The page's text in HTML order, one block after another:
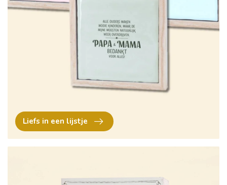
Liefs in een lijstje